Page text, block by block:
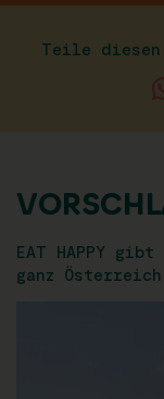
Teile
EAT HAPPY
ganz